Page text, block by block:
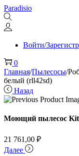
Перейти
к
навигации
Перейти
к
содержимому
Paradisio
Войти/
0
Главная/Пылесосы/
белый (rll42sd)
Назад
Моющий пылесос
21 761,00 ₽
Далее